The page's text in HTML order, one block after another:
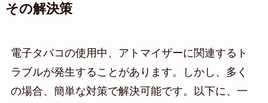
その解決策
電子タバコの使用中、アトマイザーに関連するト
ラブルが発生することがあります。しかし、多く
の場合、簡単な対策で解決可能です。以下に、一